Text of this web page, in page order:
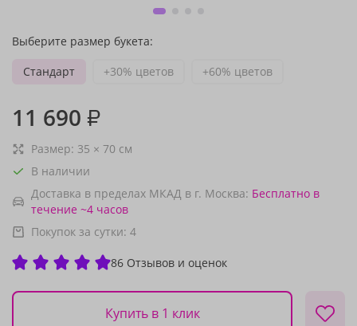
Выберите размер букета:
Стандарт
+30% цветов +60% цветов
11 690 ₽
Размер: 35 × 70 см
В наличии
Доставка в пределах МКАД в г. Москва: Бесплатно в
течение ~4 часов
Покупок за сутки: 4
86 Отзывов и оценок
Купить в 1 клик